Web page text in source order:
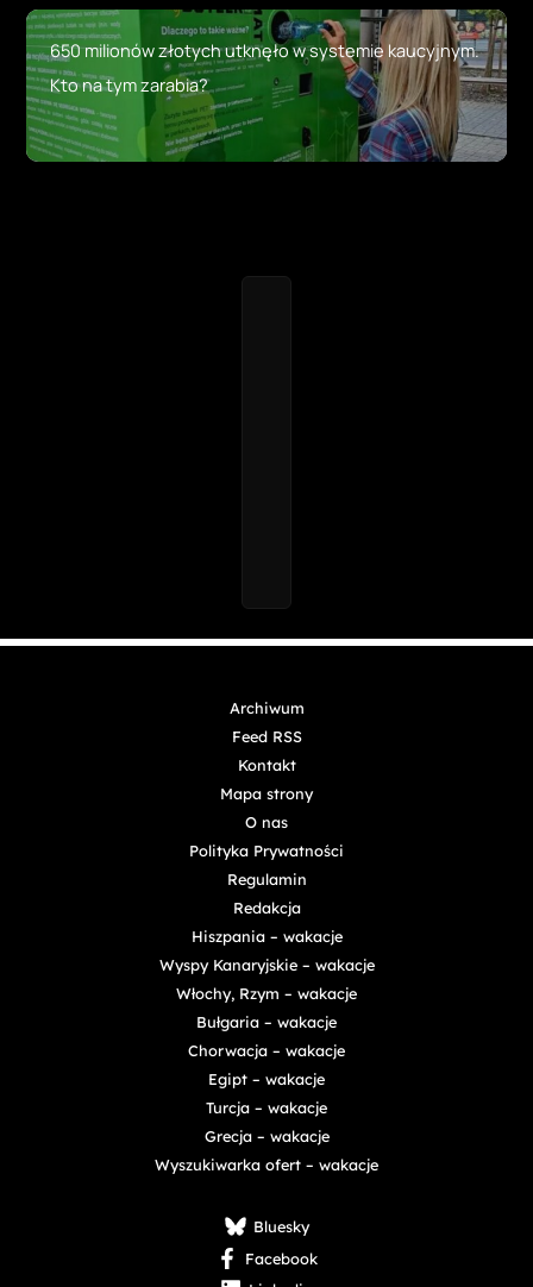
650 milionów złotych utknęło w systemie kaucyjnym.
Kto na tym zarabia?
Archiwum
Feed RSS
Kontakt
Mapa strony
O nas
Polityka Prywatności
Regulamin
Redakcja
Hiszpania – wakacje
Wyspy Kanaryjskie – wakacje
Włochy, Rzym – wakacje
Bułgaria – wakacje
Chorwacja – wakacje
Egipt – wakacje
Turcja – wakacje
Grecja – wakacje
Wyszukiwarka ofert – wakacje
Bluesky
Facebook